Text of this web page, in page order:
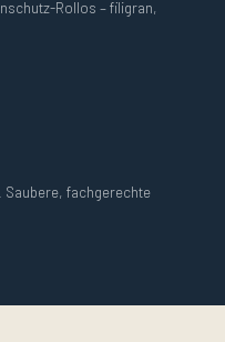
Rollos – filigran,
Saubere, fachgerechte